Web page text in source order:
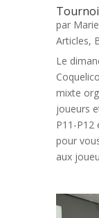
par
Articles,
Le
mixte
joueurs
P11-P12
pour
aux